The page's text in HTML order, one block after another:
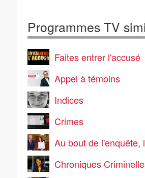
Programmes TV
Faites entrer l'accusé
Appel à témoins
Indices
Crimes
Au bout de l'enquête, la fin
Chroniques